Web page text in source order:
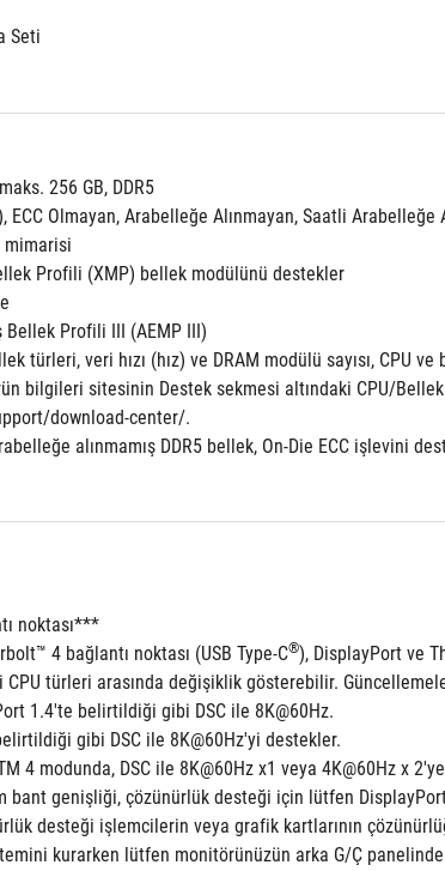
Seti
256 GB, DDR5
ECC Olmayan, Arabelleğe Alınmayan, Saatli
mimarisi
Profili (XMP) bellek modülünü destekler
Bellek Profili III (AEMP III)
türleri, veri hızı (hız) ve DRAM modülü sayısı, CPU
bilgileri sitesinin Destek sekmesi altındaki CPU/
download-center/.
alınmamış DDR5 bellek, On-Die ECC işlevini
noktası***
4 bağlantı noktası (USB Type-C®), DisplayPort ve
türleri arasında değişiklik gösterebilir.
1.4'te belirtildiği gibi DSC ile 8K@60Hz.
gibi DSC ile 8K@60Hz'yi destekler.
4 modunda, DSC ile 8K@60Hz x1 veya 4K@60Hz x
bant genişliği, çözünürlük desteği için lütfen
desteği işlemcilerin veya grafik kartlarının
kurarken lütfen monitörünüzün arka G/Ç